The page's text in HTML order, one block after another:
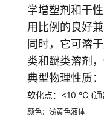
学增塑剂和干
用比例的良好兼
同时，它可溶
类和醚类溶剂
典型物理性质：
软化点：<10 ℃ (通
颜色：浅黄色液体